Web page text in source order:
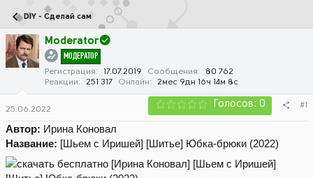
о
р
т
е
а
а
ч
а
л
а
DIY - Сделай сам
Moderator
МОДЕРАТОР
Регистрация 17.07.2019 Сообщения
80 762
Реакции
251 317 Онлайн 2мес 9дн 16ч 14м 8с
25.06.2022 Голосов: 0 #1
Автор: Ирина Коновал
Название: [Шьем с Иришей] [Шитье] Юбка-брюки (2022)